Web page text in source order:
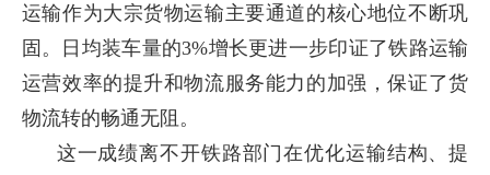
运输作为大宗货物运输主要通道的核心地位不断巩
固。日均装车量的3%增长更进一步印证了铁路运输
运营效率的提升和物流服务能力的加强，保证了货
物流转的畅通无阻。
这一成绩离不开铁路部门在优化运输结构、提